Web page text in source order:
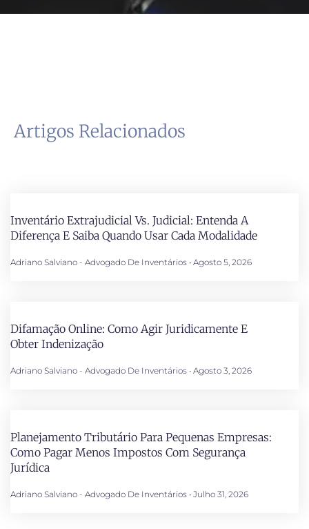
Artigos Relacionados
Inventário Extrajudicial Vs. Judicial: Entenda A
Diferença E Saiba Quando Usar Cada Modalidade
Adriano Salviano - Advogado De Inventários Agosto 5, 2026
Difamação Online: Como Agir Juridicamente E
Obter Indenização
Adriano Salviano - Advogado De Inventários Agosto 3, 2026
Planejamento Tributário Para Pequenas Empresas:
Como Pagar Menos Impostos Com Segurança
Jurídica
Adriano Salviano - Advogado De Inventários Julho 31, 2026